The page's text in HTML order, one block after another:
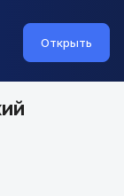
Открыть